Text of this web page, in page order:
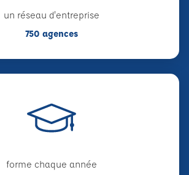
un réseau d'entreprise
750 agences
forme chaque année